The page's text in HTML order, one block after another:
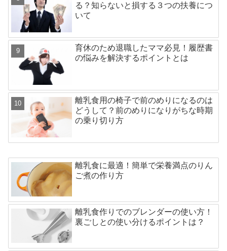
る？知らないと損する３つの扶養につ
いて
育休のため退職したママ必見！履歴書
の悩みを解決するポイントとは
離乳食用の椅子で前のめりになるのは
どうして？前のめりになりがちな時期
の乗り切り方
離乳食に最適！簡単で栄養満点のりん
ご煮の作り方
離乳食作りでのブレンダーの使い方！
裏ごしとの使い分けるポイントは？